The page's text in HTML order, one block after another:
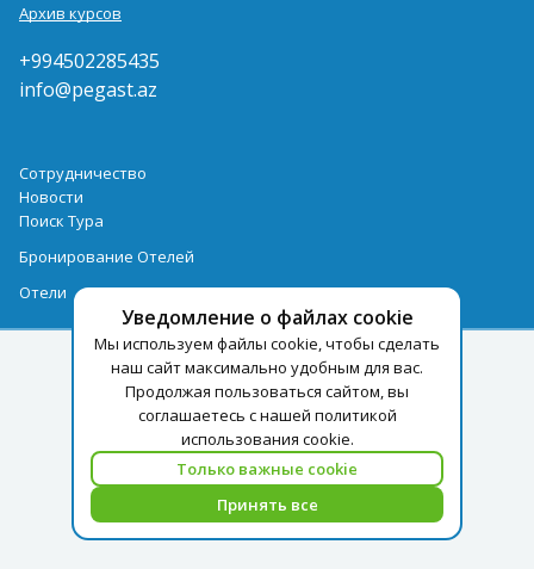
Уведомление о файлах cookie
Мы используем файлы cookie, чтобы сделать
наш сайт максимально удобным для вас.
Продолжая пользоваться сайтом, вы
соглашаетесь с нашей политикой
использования cookie.
Только важные cookie
Принять все
Архив курсов
+994502285435
info@pegast.az
Сотрудничество
Новости
Поиск Тура
Бронирование Отелей
Отели